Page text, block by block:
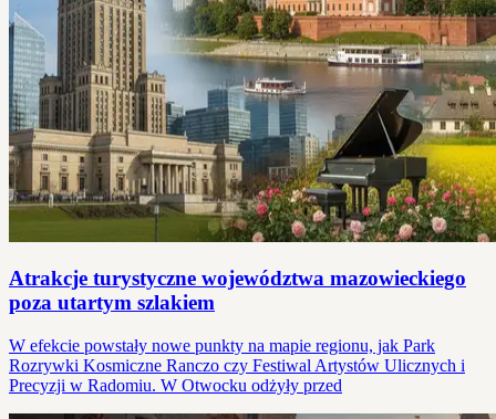
Atrakcje turystyczne województwa mazowieckiego
poza utartym szlakiem
W efekcie powstały nowe punkty na mapie regionu, jak Park
Rozrywki Kosmiczne Ranczo czy Festiwal Artystów Ulicznych i
Precyzji w Radomiu. W Otwocku odżyły przed